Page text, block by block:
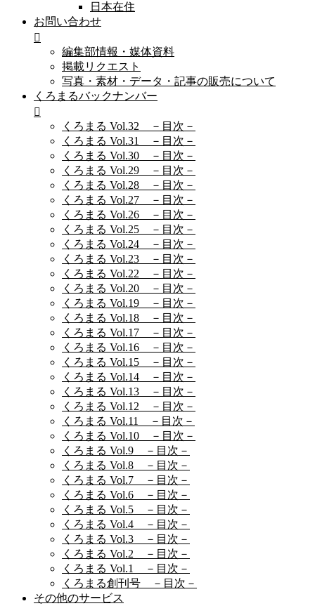
日本在住
お問い合わせ
編集部情報・媒体資料
掲載リクエスト
写真・素材・データ・記事の販売について
くろまるバックナンバー
くろまる Vol.32 －目次－
くろまる Vol.31 －目次－
くろまる Vol.30 －目次－
くろまる Vol.29 －目次－
くろまる Vol.28 －目次－
くろまる Vol.27 －目次－
くろまる Vol.26 －目次－
くろまる Vol.25 －目次－
くろまる Vol.24 －目次－
くろまる Vol.23 －目次－
くろまる Vol.22 －目次－
くろまる Vol.20 －目次－
くろまる Vol.19 －目次－
くろまる Vol.18 －目次－
くろまる Vol.17 －目次－
くろまる Vol.16 －目次－
くろまる Vol.15 －目次－
くろまる Vol.14 －目次－
くろまる Vol.13 －目次－
くろまる Vol.12 －目次－
くろまる Vol.11 －目次－
くろまる Vol.10 －目次－
くろまる Vol.9 －目次－
くろまる Vol.8 －目次－
くろまる Vol.7 －目次－
くろまる Vol.6 －目次－
くろまる Vol.5 －目次－
くろまる Vol.4 －目次－
くろまる Vol.3 －目次－
くろまる Vol.2 －目次－
くろまる Vol.1 －目次－
くろまる創刊号 －目次－
その他のサービス